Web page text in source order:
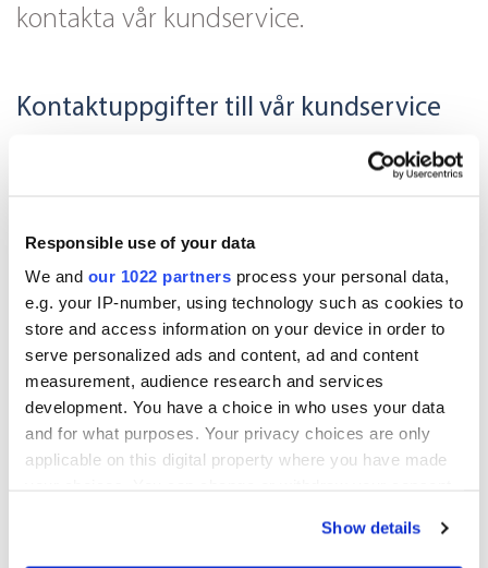
Responsible use of your data
We and our 1022 partners process your personal data,
e.g. your IP-number, using technology such as cookies to
store and access information on your device in order to
serve personalized ads and content, ad and content
measurement, audience research and services
development. You have a choice in who uses your data
and for what purposes. Your privacy choices are only
applicable on this digital property where you have made
Show details
kontakta vår kundservice.
Kontaktuppgifter till vår kundservice
Här har vi samlat alla kontaktvägar till
Oriola4Care webshopen för alla våra
kunder
Välkommen att logga in för att beställa
vaccin